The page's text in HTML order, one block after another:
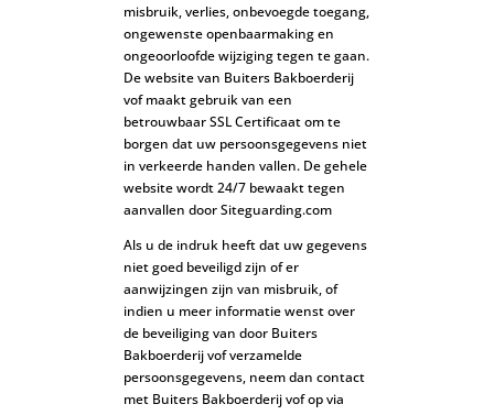
misbruik, verlies, onbevoegde toegang,
ongewenste openbaarmaking en
ongeoorloofde wijziging tegen te gaan.
De website van Buiters Bakboerderij
vof maakt gebruik van een
betrouwbaar SSL Certificaat om te
borgen dat uw persoonsgegevens niet
in verkeerde handen vallen. De gehele
website wordt 24/7 bewaakt tegen
aanvallen door Siteguarding.com
Als u de indruk heeft dat uw gegevens
niet goed beveiligd zijn of er
aanwijzingen zijn van misbruik, of
indien u meer informatie wenst over
de beveiliging van door Buiters
Bakboerderij vof verzamelde
persoonsgegevens, neem dan contact
met Buiters Bakboerderij vof op via